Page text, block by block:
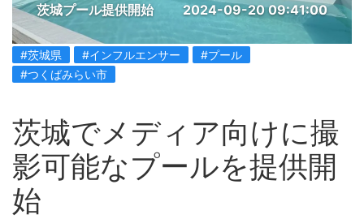
茨城プール提供開始 2024-09-20 09:41:00
#茨城県 #インフルエンサー
#プール
#つくばみらい市
茨城でメディア向けに撮
影可能なプールを提供開
始